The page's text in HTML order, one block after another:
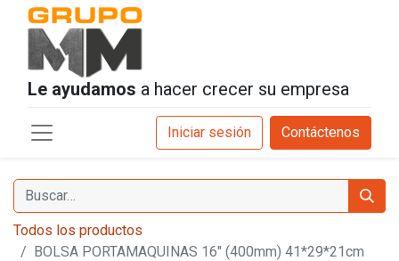
Le ayudamos a hacer crecer su empresa
Iniciar sesión Contáctenos
Todos los productos
BOLSA PORTAMAQUINAS 16" (400mm) 41*29*21cm